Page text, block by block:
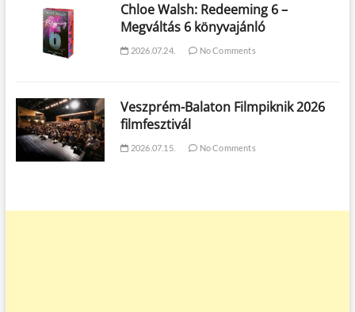
Chloe Walsh: Redeeming 6 –
Megváltás 6 könyvajánló
2026.07.24. No Comments
Veszprém-Balaton Filmpiknik 2026
filmfesztivál
2026.07.15. No Comments